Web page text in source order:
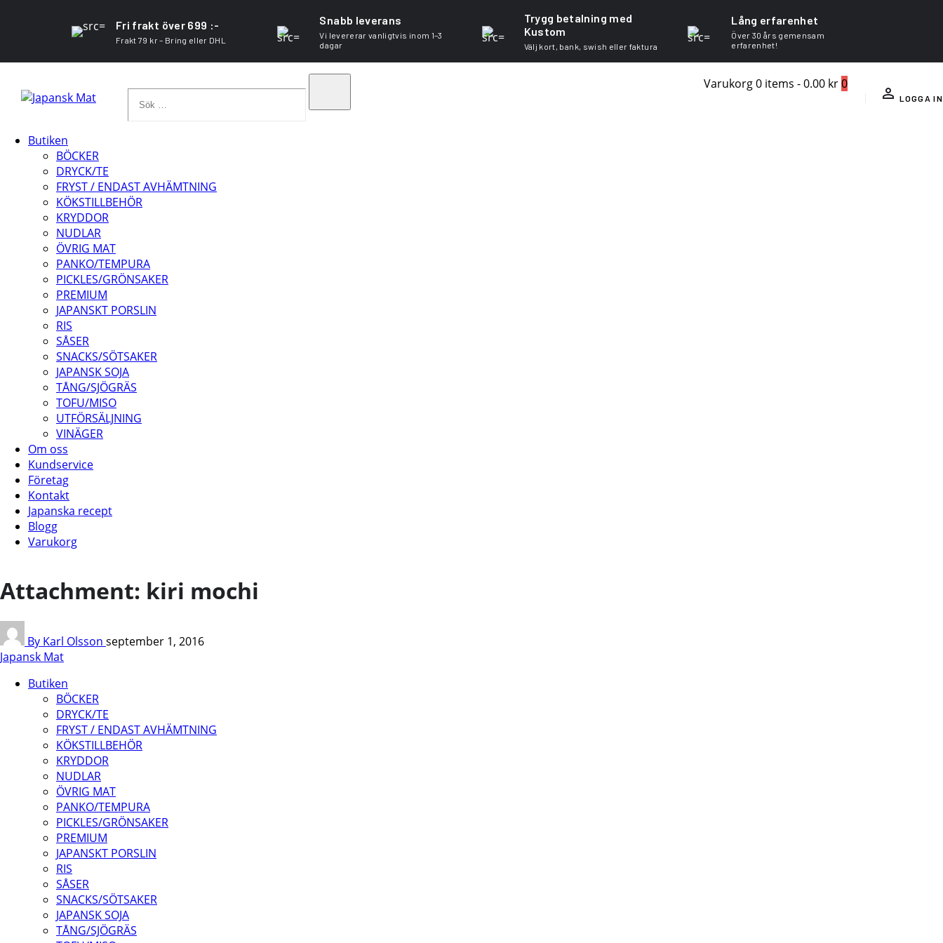
Fri frakt över 699 :-
Frakt 79 kr – Bring eller DHL
Snabb leverans
Vi levererar vanligtvis inom 1–3
dagar
Trygg betalning med
Kustom
Välj kort, bank, swish eller faktura
Lång erfarenhet
Över 30 års gemensam
erfarenhet!
Varukorg0 items -0.00 kr0
LOGGA IN
Butiken
BÖCKER
DRYCK/TE
FRYST / ENDAST AVHÄMTNING
KÖKSTILLBEHÖR
KRYDDOR
NUDLAR
ÖVRIG MAT
PANKO/TEMPURA
PICKLES/GRÖNSAKER
PREMIUM
JAPANSKT PORSLIN
RIS
SÅSER
SNACKS/SÖTSAKER
JAPANSK SOJA
TÅNG/SJÖGRÄS
TOFU/MISO
UTFÖRSÄLJNING
VINÄGER
Om oss
Kundservice
Företag
Kontakt
Japanska recept
Blogg
Varukorg
Attachment: kiri mochi
By Karl Olsson september 1, 2016
Japansk Mat
Butiken
BÖCKER
DRYCK/TE
FRYST / ENDAST AVHÄMTNING
KÖKSTILLBEHÖR
KRYDDOR
NUDLAR
ÖVRIG MAT
PANKO/TEMPURA
PICKLES/GRÖNSAKER
PREMIUM
JAPANSKT PORSLIN
RIS
SÅSER
SNACKS/SÖTSAKER
JAPANSK SOJA
TÅNG/SJÖGRÄS